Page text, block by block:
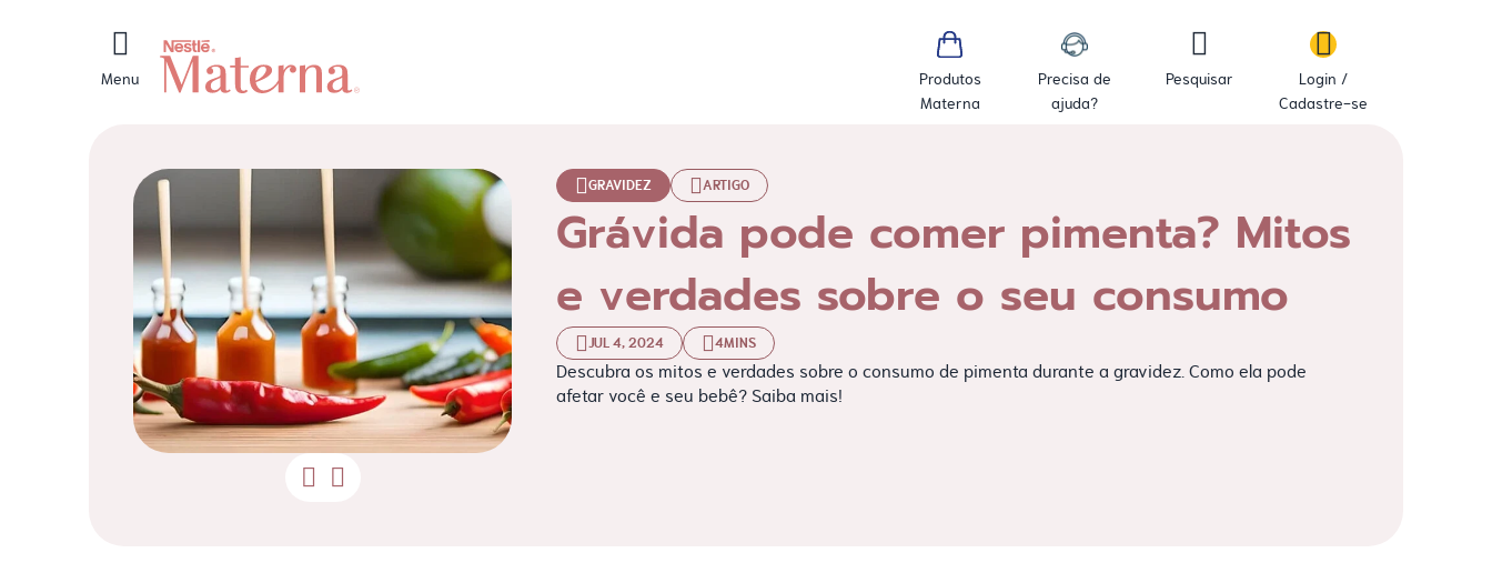
Menu
Produtos
Materna
Precisa de
ajuda?
Pesquisar
Login /
Cadastre-se
GRAVIDEZ ARTIGO
Grávida pode comer pimenta? Mitos
e verdades sobre o seu consumo
JUL 4, 2024 4MINS
Descubra os mitos e verdades sobre o consumo de pimenta durante a gravidez. Como ela pode
afetar você e seu bebê? Saiba mais!